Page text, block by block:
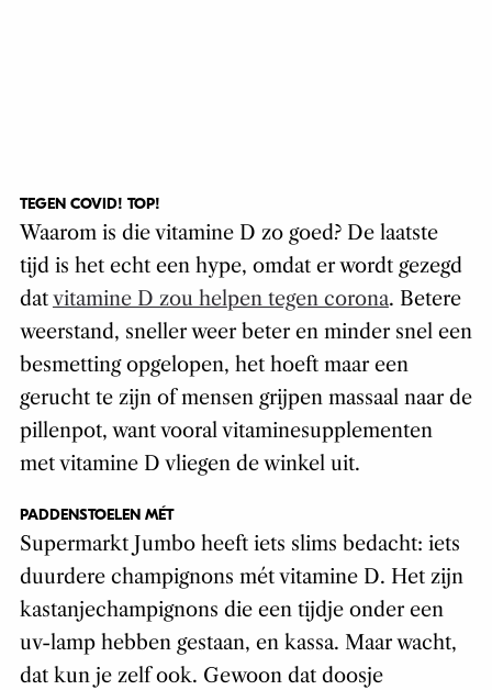
TEGEN COVID! TOP!
Waarom is die vitamine D zo goed? De laatste
tijd is het echt een hype, omdat er wordt gezegd
datvitamine D zou helpen tegen corona. Betere
weerstand, sneller weer beter en minder snel een
besmetting opgelopen, het hoeft maar een
gerucht te zijn of mensen grijpen massaal naar de
pillenpot, want vooral vitaminesupplementen
met vitamine D vliegen de winkel uit.
PADDENSTOELEN MÉT
Supermarkt Jumbo heeft iets slims bedacht: iets
duurdere champignons mét vitamine D. Het zijn
kastanjechampignons die een tijdje onder een
uv-lamp hebben gestaan, en kassa. Maar wacht,
dat kun je zelf ook. Gewoon dat doosje